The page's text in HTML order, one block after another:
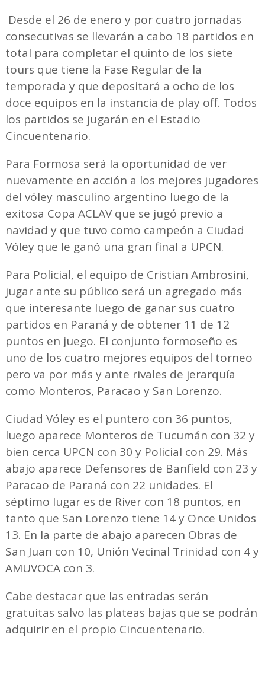
Desde el 26 de enero y por cuatro jornadas
consecutivas se llevarán a cabo 18 partidos en
total para completar el quinto de los siete
tours que tiene la Fase Regular de la
temporada y que depositará a ocho de los
doce equipos en la instancia de play off. Todos
los partidos se jugarán en el Estadio
Cincuentenario.
Para Formosa será la oportunidad de ver
nuevamente en acción a los mejores jugadores
del vóley masculino argentino luego de la
exitosa Copa ACLAV que se jugó previo a
navidad y que tuvo como campeón a Ciudad
Vóley que le ganó una gran final a UPCN.
Para Policial, el equipo de Cristian Ambrosini,
jugar ante su público será un agregado más
que interesante luego de ganar sus cuatro
partidos en Paraná y de obtener 11 de 12
puntos en juego. El conjunto formoseño es
uno de los cuatro mejores equipos del torneo
pero va por más y ante rivales de jerarquía
como Monteros, Paracao y San Lorenzo.
Ciudad Vóley es el puntero con 36 puntos,
luego aparece Monteros de Tucumán con 32 y
bien cerca UPCN con 30 y Policial con 29. Más
abajo aparece Defensores de Banfield con 23 y
Paracao de Paraná con 22 unidades. El
séptimo lugar es de River con 18 puntos, en
tanto que San Lorenzo tiene 14 y Once Unidos
13. En la parte de abajo aparecen Obras de
San Juan con 10, Unión Vecinal Trinidad con 4 y
AMUVOCA con 3.
Cabe destacar que las entradas serán
gratuitas salvo las plateas bajas que se podrán
adquirir en el propio Cincuentenario.